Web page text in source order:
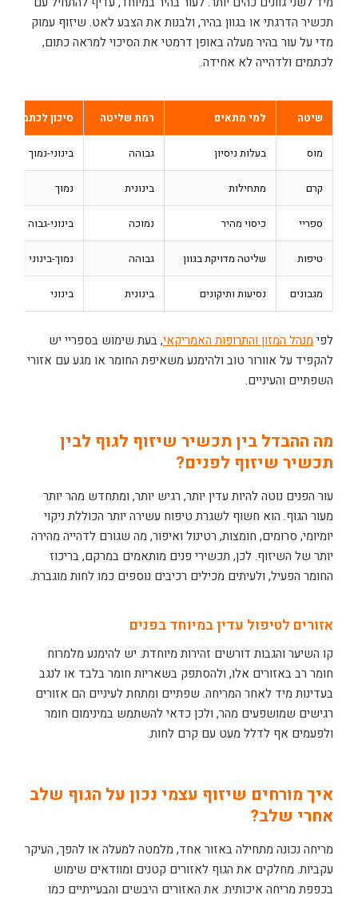
תכשיר הדרגתי או בגוון בהיר, ולבנות את הצבע לאט. שיזוף עמוק
מדי על עור בהיר מעלה באופן דרמטי את הסיכוי למראה כתום,
לכתמים ולדהייה לא אחידה.
שיטה למי מתאים רמת שליטה סיכון לכתמים
מוס בעלות ניסיון גבוהה בינוני-נמוך
קרם מתחילות בינונית נמוך
ספריי כיסוי מהיר נמוכה בינוני-גבוה
טיפות שליטה מדויקת בגוון גבוהה נמוך-בינוני
מגבונים נסיעות ותיקונים בינונית בינוני
לפימנהל המזון והתרופות האמריקאי, בעת שימוש בספריי יש
להקפיד על אוורור טוב ולהימנע משאיפת החומר או מגע עם אזורי
השפתיים והעיניים.
מה ההבדל בין תכשיר שיזוף לגוף לבין
תכשיר שיזוף לפנים?
עור הפנים נוטה להיות עדין יותר, רגיש יותר, ומתחדש מהר יותר
מעור הגוף. הוא חשוף לשגרת טיפוח עשירה יותר הכוללת ניקוי
יומיומי, סרומים, חומצות, רטינול ואיפור, מה שגורם לדהייה מהירה
יותר של השיזוף. לכן, תכשירי פנים מותאמים במרקם, בריכוז
החומר הפעיל, ולעיתים מכילים רכיבים נוספים כמו לחות מוגברת.
אזורים לטיפול עדין במיוחד בפנים
קו השיער והגבות דורשים זהירות מיוחדת. יש להימנע מלמרוח
חומר רב באזורים אלו, ולהסתפק בשאריות חומר בלבד או לנגב
בעדינות מיד לאחר המריחה. שפתיים ומתחת לעיניים הם אזורים
רגישים שמושפעים מהר, ולכן כדאי להשתמש במינימום חומר
ולפעמים אף לדלל מעט עם קרם לחות.
איך מורחים שיזוף עצמי נכון על הגוף שלב
אחרי שלב?
מריחה נכונה מתחילה באזור אחד, מלמטה למעלה או להפך, העיקר
עקביות. מחלקים את הגוף לאזורים קטנים ומוודאים שימוש
בכפפת מריחה איכותית. את האזורים היבשים והבעייתיים כמו